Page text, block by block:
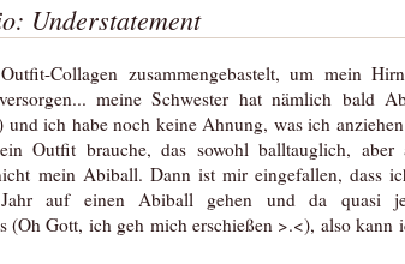
Understatement
Collagen zusammengebastelt, um mein
meine Schwester hat nämlich bald
ich habe noch keine Ahnung, was ich
Outfit brauche, das sowohl balltauglich, aber
mein Abiball. Dann ist mir eingefallen, dass
auf einen Abiball gehen und da quasi
(Oh Gott, ich geh mich erschießen >.<), also kann